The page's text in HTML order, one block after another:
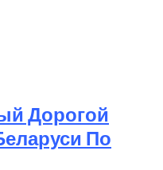
Дорогой
По